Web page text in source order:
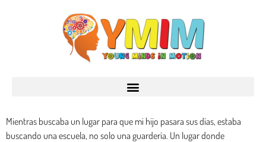
Mientras buscaba un lugar para que mi hijo pasara sus días, estaba
buscando una escuela, no solo una guardería. Un lugar donde